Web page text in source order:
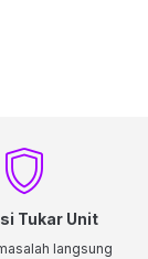
Tukar Unit
langsung